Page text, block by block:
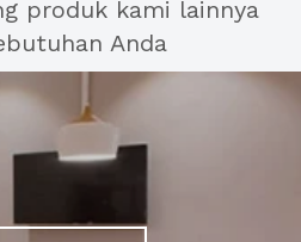
produk kami lainnya
Anda